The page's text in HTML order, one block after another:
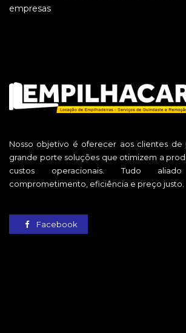
empresas
Nosso objetivo é oferecer aos clientes
grande porte soluções que otimizem a
custos operacionais. Tudo
comprometimento, eficiência e preço justo.
Facebook